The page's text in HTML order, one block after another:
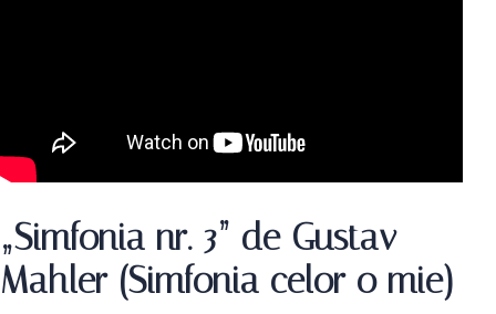
„Simfonia nr. 3” de Gustav
Mahler (Simfonia celor o mie)